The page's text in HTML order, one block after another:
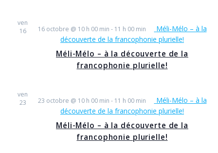
ven
16
Méli-Mélo – à la découverte de la
francophonie plurielle!
16 octobre @ 10 h 00 min - 11 h 00 min
Méli-Mélo – à la
découverte de la francophonie plurielle!
ven
23
Méli-Mélo – à la découverte de la
francophonie plurielle!
23 octobre @ 10 h 00 min - 11 h 00 min
Méli-Mélo – à la
découverte de la francophonie plurielle!